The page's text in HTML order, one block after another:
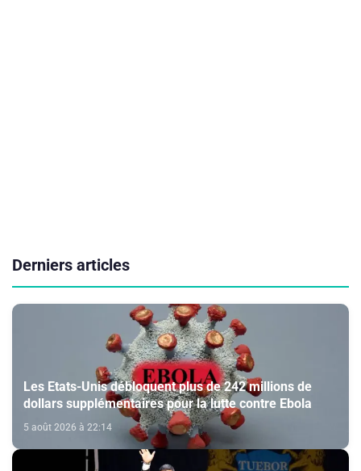
Derniers articles
Les Etats-Unis débloquent plus de 242 millions de
dollars supplémentaires pour la lutte contre Ebola
5 août 2026 à 22:14